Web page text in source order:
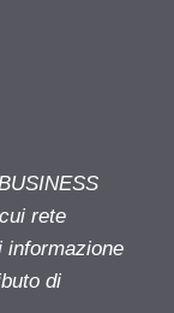
rete
informazione
di